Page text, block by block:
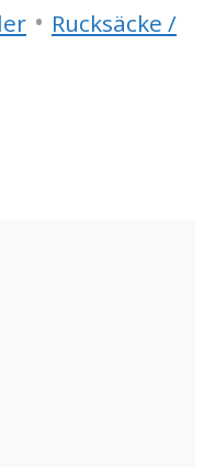
• Rucksäcke /